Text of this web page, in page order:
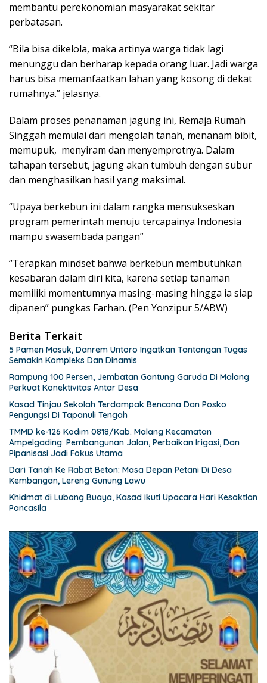
membantu perekonomian masyarakat sekitar
perbatasan.
“Bila bisa dikelola, maka artinya warga tidak lagi
menunggu dan berharap kepada orang luar. Jadi warga
harus bisa memanfaatkan lahan yang kosong di dekat
rumahnya.” jelasnya.
Dalam proses penanaman jagung ini, Remaja Rumah
Singgah memulai dari mengolah tanah, menanam bibit,
memupuk, menyiram dan menyemprotnya. Dalam
tahapan tersebut, jagung akan tumbuh dengan subur
dan menghasilkan hasil yang maksimal.
“Upaya berkebun ini dalam rangka mensukseskan
program pemerintah menuju tercapainya Indonesia
mampu swasembada pangan”
“Terapkan mindset bahwa berkebun membutuhkan
kesabaran dalam diri kita, karena setiap tanaman
memiliki momentumnya masing-masing hingga ia siap
dipanen” pungkas Farhan. (Pen Yonzipur 5/ABW)
Berita Terkait
5 Pamen Masuk, Danrem Untoro Ingatkan Tantangan Tugas
Semakin Kompleks Dan Dinamis
Rampung 100 Persen, Jembatan Gantung Garuda Di Malang
Perkuat Konektivitas Antar Desa
Kasad Tinjau Sekolah Terdampak Bencana Dan Posko
Pengungsi Di Tapanuli Tengah
TMMD ke-126 Kodim 0818/Kab. Malang Kecamatan
Ampelgading: Pembangunan Jalan, Perbaikan Irigasi, Dan
Pipanisasi Jadi Fokus Utama
Dari Tanah Ke Rabat Beton: Masa Depan Petani Di Desa
Kembangan, Lereng Gunung Lawu
Khidmat di Lubang Buaya, Kasad Ikuti Upacara Hari Kesaktian
Pancasila